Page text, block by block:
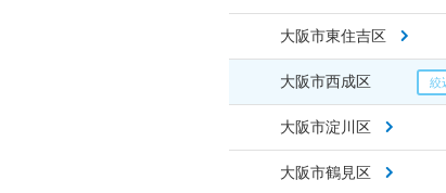
大阪市東住吉区
大阪市西成区
大阪市淀川区
大阪市鶴見区